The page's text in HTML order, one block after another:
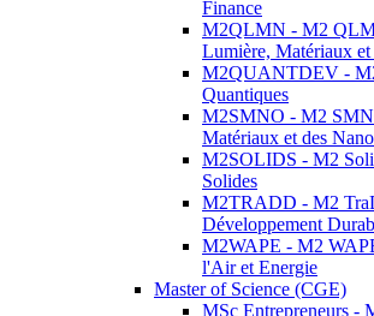
Finance
M2QLMN - M2
Lumière, Matériaux et
M2QUANTDEV -
Quantiques
M2SMNO - M2
Matériaux et des
M2SOLIDS - M2
Solides
M2TRADD - M2
Développement
M2WAPE - M2
l'Air et Energie
Master of Science (CGE)
MSc Entrepreneurs -